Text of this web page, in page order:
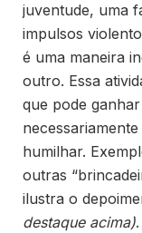
juventude, uma
impulsos
é uma maneira
outro. Essa
que pode
humilhar.
outras
ilustra o
destaque acima).